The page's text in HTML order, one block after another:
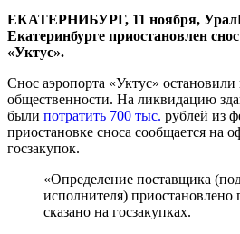
ЕКАТЕРНИБУРГ, 11 ноября,
Екатеринбурге приостановлен
«Уктус».
Снос аэропорта «Уктус» остановили
общественности. На ликвидацию
были потратить 700 тыс. рублей из
приостановке сноса сообщается на
госзакупок.
«Определение поставщика
исполнителя) приостановлено
сказано на госзакупках.